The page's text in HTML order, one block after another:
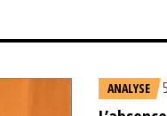
ANALYSE